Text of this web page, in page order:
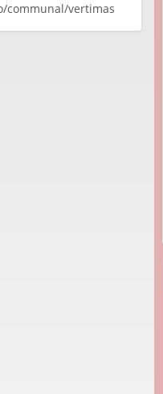
communal/vertimas